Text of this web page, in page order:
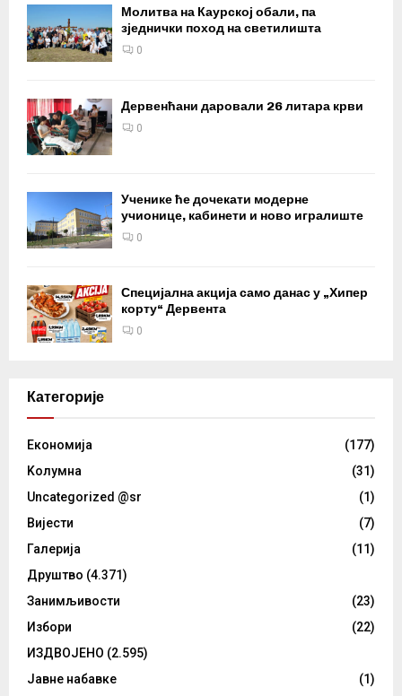
Молитва на Каурској обали, па
зједнички поход на светилишта
0
Дервенћани даровали 26 литара крви
0
Ученике ће дочекати модерне
учионице, кабинети и ново игралиште
0
Специјална акција само данас у „Хипер
корту“ Дервента
0
Категорије
Eкономија
(177)
Kолумнa
(31)
Uncategorized @sr
(1)
Вијести
(7)
Галерија
(11)
Друштво (4.371)
Занимљивости
(23)
Избори
(22)
ИЗДВОЈЕНО (2.595)
Јавне набавке
(1)